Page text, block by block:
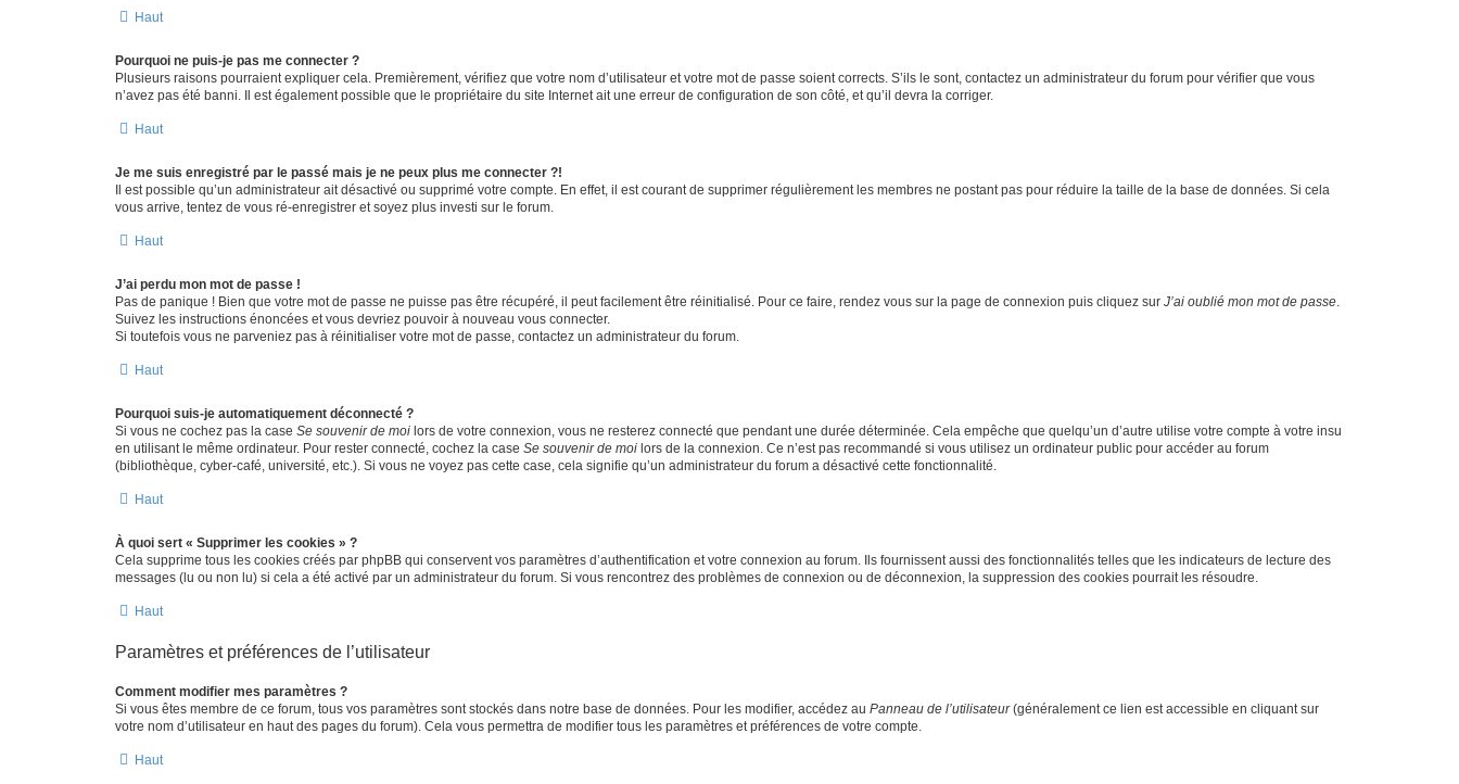
Haut
Pourquoi ne puis-je pas me connecter ?
Plusieurs raisons pourraient expliquer cela. Premièrement, vérifiez que votre nom d’utilisateur et votre mot de passe soient corrects. S’ils le sont, contactez un administrateur du forum pour vérifier que vous
n’avez pas été banni. Il est également possible que le propriétaire du site Internet ait une erreur de configuration de son côté, et qu’il devra la corriger.
Haut
Je me suis enregistré par le passé mais je ne peux plus me connecter ?!
Il est possible qu’un administrateur ait désactivé ou supprimé votre compte. En effet, il est courant de supprimer régulièrement les membres ne postant pas pour réduire la taille de la base de données. Si cela
vous arrive, tentez de vous ré-enregistrer et soyez plus investi sur le forum.
Haut
J’ai perdu mon mot de passe !
Pas de panique ! Bien que votre mot de passe ne puisse pas être récupéré, il peut facilement être réinitialisé. Pour ce faire, rendez vous sur la page de connexion puis cliquez sur J’ai oublié mon mot de passe
Suivez les instructions énoncées et vous devriez pouvoir à nouveau vous connecter.
Si toutefois vous ne parveniez pas à réinitialiser votre mot de passe, contactez un administrateur du forum.
Haut
Pourquoi suis-je automatiquement déconnecté ?
Si vous ne cochez pas la case Se souvenir de moi lors de votre connexion, vous ne resterez connecté que pendant une durée déterminée. Cela empêche que quelqu’un d’autre utilise votre compte à votre insu
en utilisant le même ordinateur. Pour rester connecté, cochez la case Se souvenir de moi lors de la connexion. Ce n’est pas recommandé si vous utilisez un ordinateur public pour accéder au forum
(bibliothèque, cyber-café, université, etc.). Si vous ne voyez pas cette case, cela signifie qu’un administrateur du forum a désactivé cette fonctionnalité.
Haut
À quoi sert « Supprimer les cookies » ?
Cela supprime tous les cookies créés par phpBB qui conservent vos paramètres d’authentification et votre connexion au forum. Ils fournissent aussi des fonctionnalités telles que les indicateurs de lecture des
messages (lu ou non lu) si cela a été activé par un administrateur du forum. Si vous rencontrez des problèmes de connexion ou de déconnexion, la suppression des cookies pourrait les résoudre.
Haut
Paramètres et préférences de l’utilisateur
Comment modifier mes paramètres ?
Si vous êtes membre de ce forum, tous vos paramètres sont stockés dans notre base de données. Pour les modifier, accédez au Panneau de l’utilisateur(généralement ce lien est accessible en cliquant sur
votre nom d’utilisateur en haut des pages du forum). Cela vous permettra de modifier tous les paramètres et préférences de votre compte.
Haut